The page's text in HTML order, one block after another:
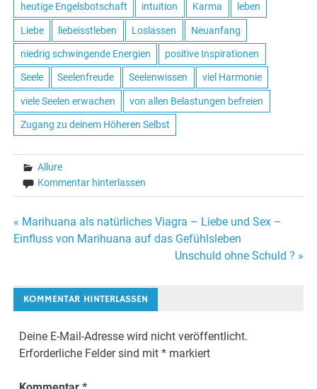
heutige Engelsbotschaft intuition Karma leben
Liebe liebeisstleben Loslassen Neuanfang
niedrig schwingende Energien positive Inspirationen
Seele Seelenfreude Seelenwissen viel Harmonie
viele Seelen erwachen von allen Belastungen befreien
Zugang zu deinem Höheren Selbst
Allure
Kommentar hinterlassen
Beitrags-
« Marihuana als natürliches Viagra – Liebe und Sex –
Einfluss von Marihuana auf das Gefühlsleben
Unschuld ohne Schuld ? »
KOMMENTAR HINTERLASSEN
Deine E-Mail-Adresse wird nicht veröffentlicht.
Erforderliche Felder sind mit* markiert